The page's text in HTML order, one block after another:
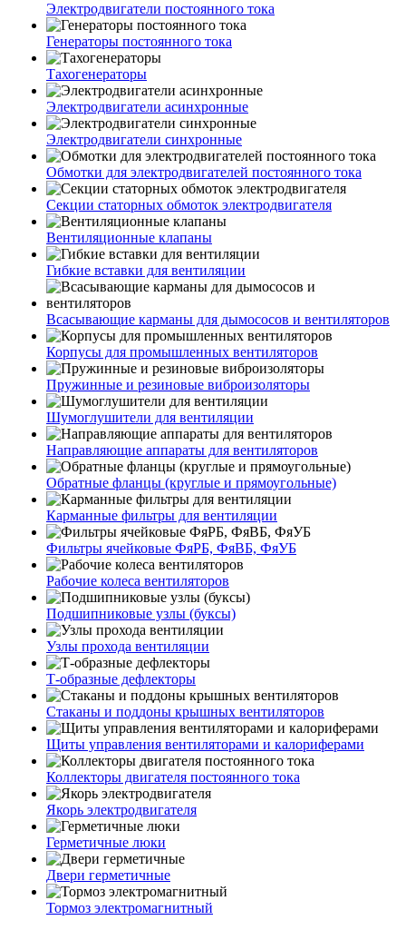
Электродвигатели постоянного тока
Генераторы постоянного тока
Тахогенераторы
Электродвигатели асинхронные
Электродвигатели синхронные
Обмотки для электродвигателей постоянного тока
Секции статорных обмоток электродвигателя
Вентиляционные клапаны
Гибкие вставки для вентиляции
Всасывающие карманы для дымососов и вентиляторов
Корпусы для промышленных вентиляторов
Пружинные и резиновые виброизоляторы
Шумоглушители для вентиляции
Направляющие аппараты для вентиляторов
Обратные фланцы (круглые и прямоугольные)
Карманные фильтры для вентиляции
Фильтры ячейковые ФяРБ, ФяВБ, ФяУБ
Рабочие колеса вентиляторов
Подшипниковые узлы (буксы)
Узлы прохода вентиляции
Т-образные дефлекторы
Стаканы и поддоны крышных вентиляторов
Щиты управления вентиляторами и калориферами
Коллекторы двигателя постоянного тока
Якорь электродвигателя
Герметичные люки
Двери герметичные
Тормоз электромагнитный